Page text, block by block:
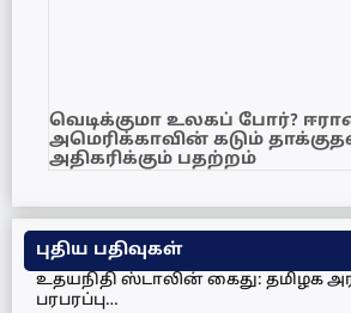
வெடிக்குமா உலகப் போர்?
அமெரிக்காவின் கடும்
அதிகரிக்கும் பதற்றம்
புதிய பதிவுகள்
உதயநிதி ஸ்டாலின் கைது: தமிழக
பரபரப்பு…